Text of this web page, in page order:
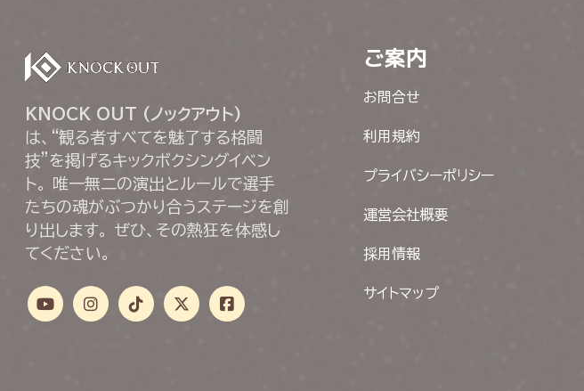
KNOCK OUT (ノックアウト)
は、“観る者すべてを魅了する格闘
技”を掲げるキックボクシングイベン
ト。 唯一無二の演出とルールで選手
たちの魂がぶつかり合うステージを創
り出します。 ぜひ、その熱狂を体感し
てください。
ご案内
お問合せ
利用規約
プライバシーポリシー
運営会社概要
採用情報
サイトマップ